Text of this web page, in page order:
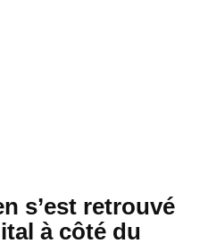
s’est retrouvé
à côté du